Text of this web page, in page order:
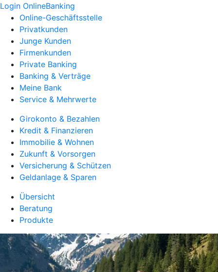
Login OnlineBanking
Online-Geschäftsstelle
Privatkunden
Junge Kunden
Firmenkunden
Private Banking
Banking & Verträge
Meine Bank
Service & Mehrwerte
Girokonto & Bezahlen
Kredit & Finanzieren
Immobilie & Wohnen
Zukunft & Vorsorgen
Versicherung & Schützen
Geldanlage & Sparen
Übersicht
Beratung
Produkte